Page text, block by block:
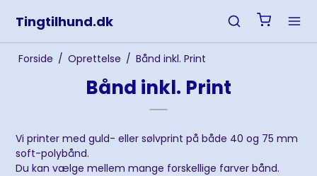
Tingtilhund.dk
Forside / Oprettelse / Bånd inkl. Print
Bånd inkl. Print
Vi printer med guld- eller sølvprint på både 40 og 75 mm
soft-polybånd.
Du kan vælge mellem mange forskellige farver bånd.